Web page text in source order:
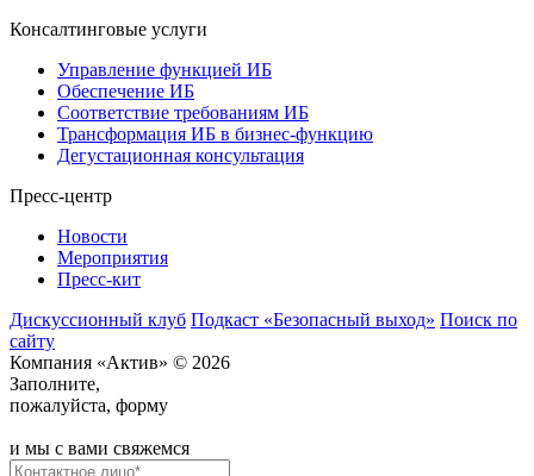
Консалтинговые услуги
Управление функцией ИБ
Обеспечение ИБ
Соответствие требованиям ИБ
Трансформация ИБ в бизнес-функцию
Дегустационная консультация
Пресс-центр
Новости
Мероприятия
Пресс-кит
Дискуссионный клуб Подкаст «Безопасный выход» Поиск по
сайту
Компания «Актив» © 2026
Заполните,
пожалуйста, форму
и мы с вами свяжемся